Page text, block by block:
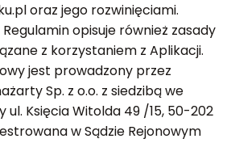
oraz jego rozwinięciami.
opisuje również zasady
z korzystaniem z Aplikacji.
jest prowadzony przez
Sp. z o.o. z siedzibą we
ul. Księcia Witolda 49 /15, 50-202
w Sądzie Rejonowym